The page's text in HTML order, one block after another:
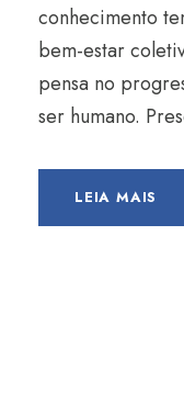
conhecimento
bem-estar
pensa no
ser humano.
LEIA MAIS